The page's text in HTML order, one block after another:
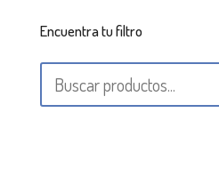
Encuentra tu filtro